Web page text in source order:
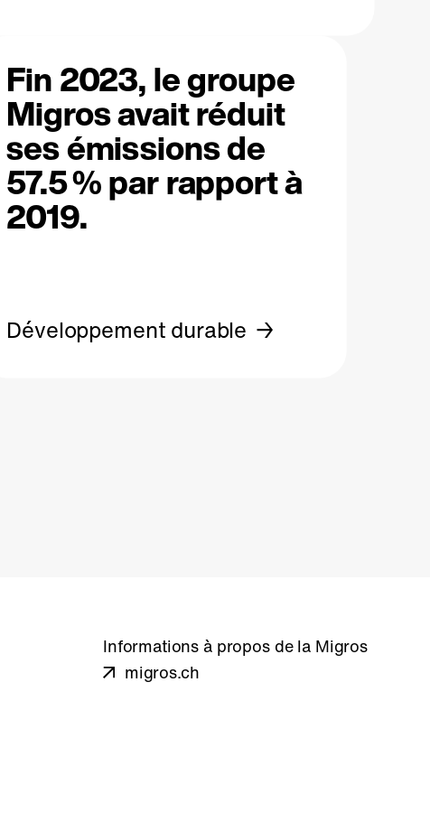
Fin 2023, le groupe
Migros avait réduit
ses émissions de
57.5 % par rapport à
2019.
Développement durable
Informations à propos de la Migros
migros.ch